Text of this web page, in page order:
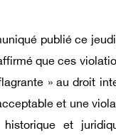
publié ce
que ces
» au droit
et une
et